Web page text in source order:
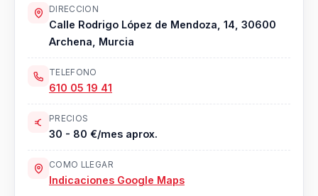
DIRECCION
Calle Rodrigo López de Mendoza, 14, 30600
Archena, Murcia
TELEFONO
610 05 19 41
PRECIOS
30 - 80 €/mes aprox.
COMO LLEGAR
Indicaciones Google Maps